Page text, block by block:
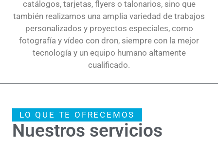
catálogos, tarjetas, flyers o talonarios, sino que
también realizamos una amplia variedad de trabajos
personalizados y proyectos especiales, como
fotografía y vídeo con dron, siempre con la mejor
tecnología y un equipo humano altamente
cualificado.
LO QUE TE OFRECEMOS
Nuestros servicios